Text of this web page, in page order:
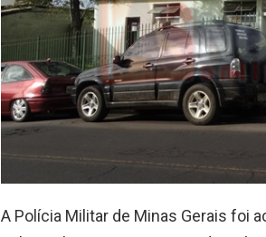
A Polícia Militar de Minas Gerais foi